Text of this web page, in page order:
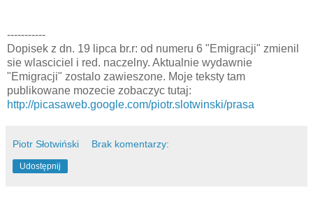
-----------
Dopisek z dn. 19 lipca br.r: od numeru 6 "Emigracji" zmienil
sie wlasciciel i red. naczelny. Aktualnie wydawnie
"Emigracji" zostalo zawieszone. Moje teksty tam
publikowane mozecie zobaczyc tutaj:
http://picasaweb.google.com/piotr.slotwinski/prasa
Piotr Słotwiński Brak komentarzy:
Udostępnij